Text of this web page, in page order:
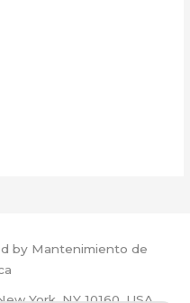
by Mantenimiento de
York, NY 10160, USA